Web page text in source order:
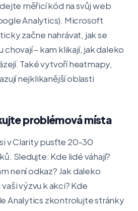
měřicí kód na svůj web
Analytics). Microsoft
začne nahrávat, jak se
chovají – kam klikají, jak daleko
Také vytvoří heatmapy,
nejklikanější oblasti
problémová místa
v Clarity pusťte 20-30
Sledujte: Kde lidé váhají?
není odkaz? Jak daleko
výzvu k akci? Kde
Analytics zkontrolujte stránky